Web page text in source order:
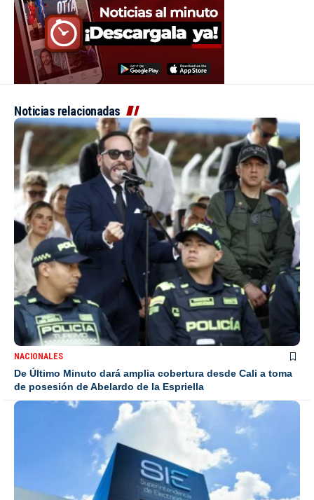
Noticias relacionadas
NACIONALES
De Último Minuto dará amplia cobertura desde Cali a toma
de posesión de Abelardo de la Espriella